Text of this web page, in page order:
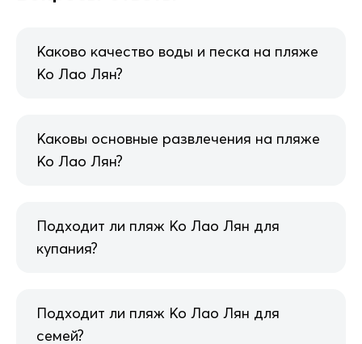
Каково качество воды и песка на пляже
Ко Лао Лян?
Каковы основные развлечения на пляже
Ко Лао Лян?
Подходит ли пляж Ко Лао Лян для
купания?
Подходит ли пляж Ко Лао Лян для
семей?